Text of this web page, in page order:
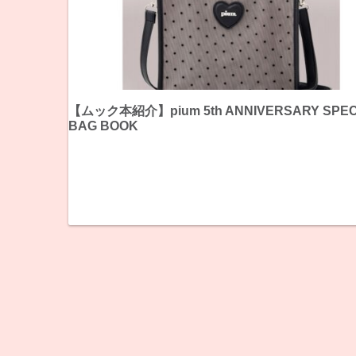
【ムック本紹介】pium 5th ANNIVERSARY
BAG BOOK